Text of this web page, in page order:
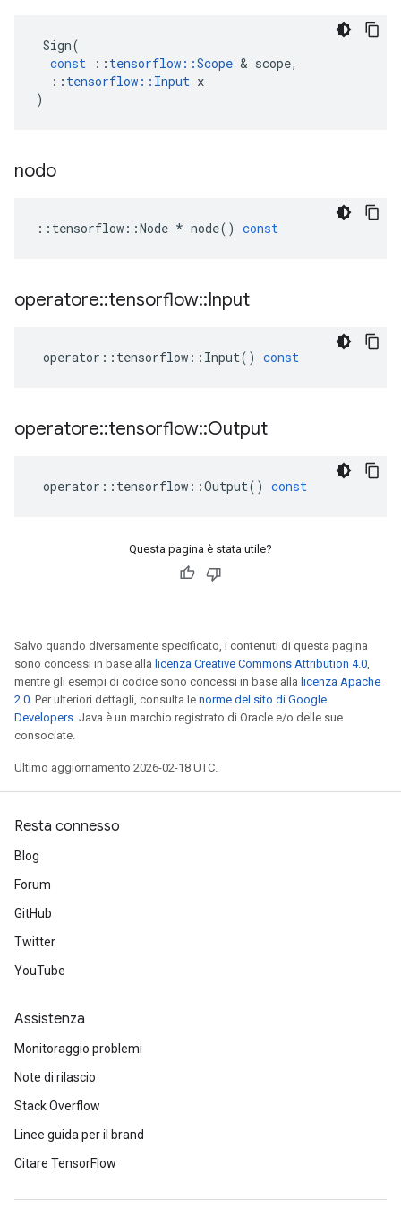
Sign(
const
:: tensorflow ::Scope & scope,
:: tensorflow :: Input x
)
nodo
:: tensorflow ::Node * node() const
operatore::tensorflow::Input
operator :: tensorflow :: Input() const
operatore::tensorflow::Output
operator :: tensorflow ::Output() const
Questa pagina è stata utile?
Salvo quando diversamente specificato, i contenuti di questa pagina
sono concessi in base alla licenza Creative Commons Attribution 4.0,
mentre gli esempi di codice sono concessi in base alla licenza Apache
2.0. Per ulteriori dettagli, consulta le norme del sito di Google
Developers. Java è un marchio registrato di Oracle e/o delle sue
consociate.
Ultimo aggiornamento 2026-02-18 UTC.
Resta connesso
Blog
Forum
GitHub
Twitter
YouTube
Assistenza
Monitoraggio problemi
Note di rilascio
Stack Overflow
Linee guida per il brand
Citare TensorFlow